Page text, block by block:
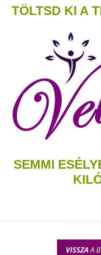
TÖLTSD KI A
SEMMI
VISSZAA